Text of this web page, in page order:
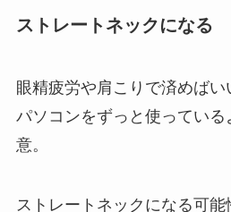
ストレートネックになる
眼精疲労や肩こりで済めばい
パソコンをずっと使っている
意。
ストレートネックになる可能